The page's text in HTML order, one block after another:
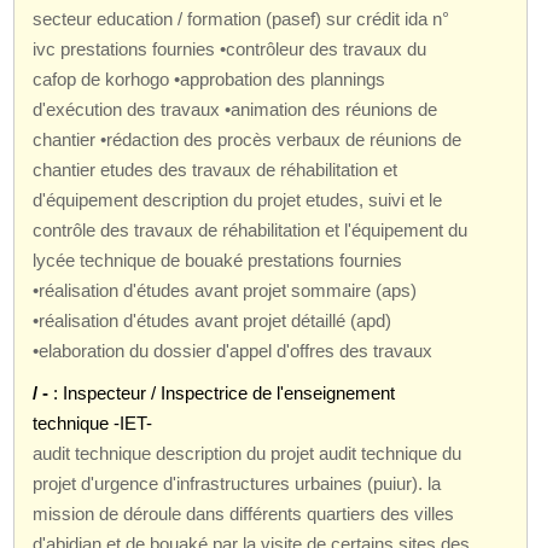
secteur education / formation (pasef) sur crédit ida n°
ivc prestations fournies •contrôleur des travaux du
cafop de korhogo •approbation des plannings
d'exécution des travaux •animation des réunions de
chantier •rédaction des procès verbaux de réunions de
chantier etudes des travaux de réhabilitation et
d'équipement description du projet etudes, suivi et le
contrôle des travaux de réhabilitation et l'équipement du
lycée technique de bouaké prestations fournies
•réalisation d'études avant projet sommaire (aps)
•réalisation d'études avant projet détaillé (apd)
•elaboration du dossier d'appel d'offres des travaux
/ - : Inspecteur / Inspectrice de l'enseignement
technique -IET-
audit technique description du projet audit technique du
projet d'urgence d'infrastructures urbaines (puiur). la
mission de déroule dans différents quartiers des villes
d'abidjan et de bouaké par la visite de certains sites des